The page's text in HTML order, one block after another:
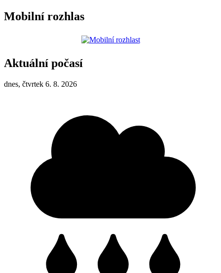
Mobilní rozhlas
Aktuální počasí
dnes, čtvrtek 6. 8. 2026